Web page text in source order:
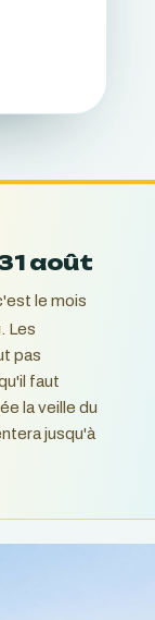
août
le mois
Les
pas
faut
la veille du
jusqu'à